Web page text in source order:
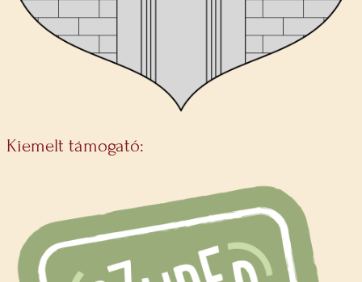
Kiemelt támogató: